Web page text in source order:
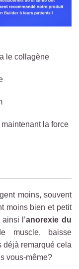
le collagène
la force
moins, souvent
moins bien et petit
ainsi l’anorexie du
muscle, baisse
déjà remarqué cela
vous-même?